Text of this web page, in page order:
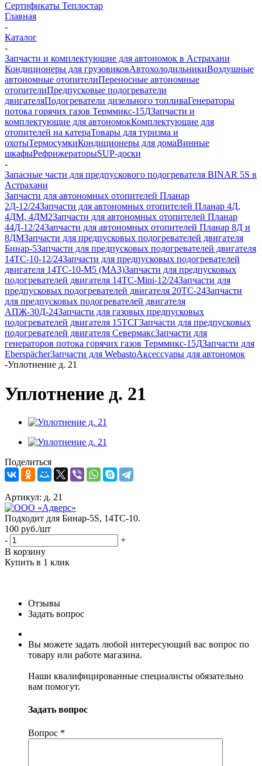
Сертификаты Теплостар
Главная
-
Каталог
-
Запчасти и комплектующие для автономок в Астрахани
Кондиционеры для грузовиковАвтохолодильникиВоздушные
автономные отопителиПереносные автономные
отопителиПредпусковые подогреватели
двигателяПодогреватели дизельного топливаГенераторы
потока горячих газов Терммикс-15ДЗапчасти и
комплектующие для автономокКомплектующие для
отопителей на катераТовары для туризма и
охотыТермосумкиКондиционеры для домаВинные
шкафыРефрижераторыSUP-доски
-
Запасные части для предпускового подогревателя BINAR 5S в
Астрахани
Запчасти для автономных отопителей Планар
2Д-12/24Запчасти для автономных отопителей Планар 4Д,
4ДМ, 4ДМ2Запчасти для автономных отопителей Планар
44Д-12/24Запчасти для автономных отопителей Планар 8Д и
8ДМЗапчасти для предпусковых подогревателей двигателя
Бинар-5Запчасти для предпусковых подогревателей двигателя
14ТС-10-12/24Запчасти для предпусковых подогревателей
двигателя 14ТС-10-М5 (МАЗ)Запчасти для предпусковых
подогревателей двигателя 14ТС-Mini-12/24Запчасти для
предпусковых подогревателей двигателя 20ТС-24Запчасти
для предпусковых подогревателей двигателя
АПЖ-30Д-24Запчасти для газовых предпусковых
подогревателей двигателя 15ТСГЗапчасти для предпусковых
подогревателей двигателя СевермаксЗапчасти для
генераторов потока горячих газов Терммикс-15ДЗапчасти для
EberspächerЗапчасти для WebastoАксессуары для автономок
-Уплотнение д. 21
Уплотнение д. 21
Поделиться
Артикул: д. 21
Подходит для Бинар-5S, 14ТС-10.
100 руб./шт
-
+
В корзину
Купить в 1 клик
Отзывы
Задать вопрос
Вы можете задать любой интересующий вас вопрос по
товару или работе магазина.
Наши квалифицированные специалисты обязательно
вам помогут.
Задать вопрос
Вопрос *